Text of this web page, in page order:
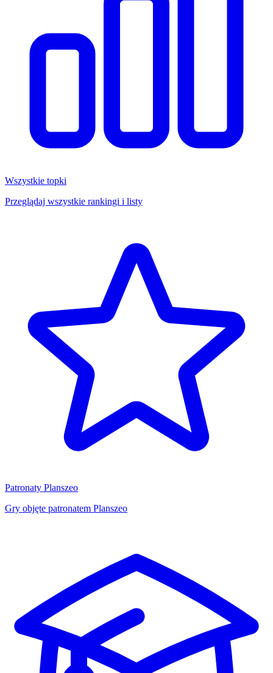
Wszystkie topki
Przeglądaj wszystkie rankingi i listy
Patronaty Planszeo
Gry objęte patronatem Planszeo